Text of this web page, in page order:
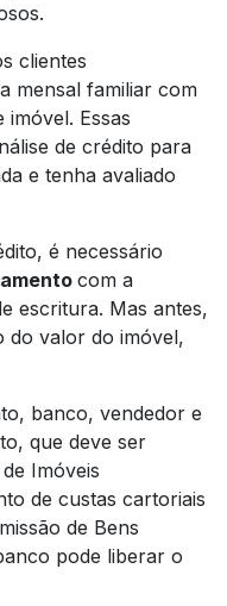
clientes
mensal familiar com
Essas
de crédito para
e tenha avaliado
é necessário
com a
escritura. Mas antes,
do valor do imóvel,
banco, vendedor e
que deve ser
Imóveis
de custas cartoriais
de Bens
pode liberar o